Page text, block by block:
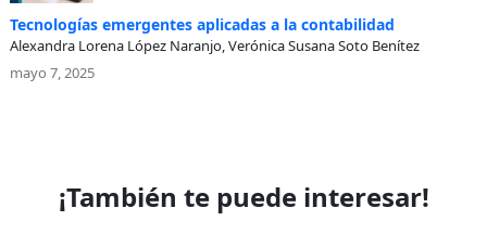
Tecnologías emergentes aplicadas a la contabilidad
Alexandra Lorena López Naranjo, Verónica Susana Soto Benítez
mayo 7, 2025
¡También te puede interesar!